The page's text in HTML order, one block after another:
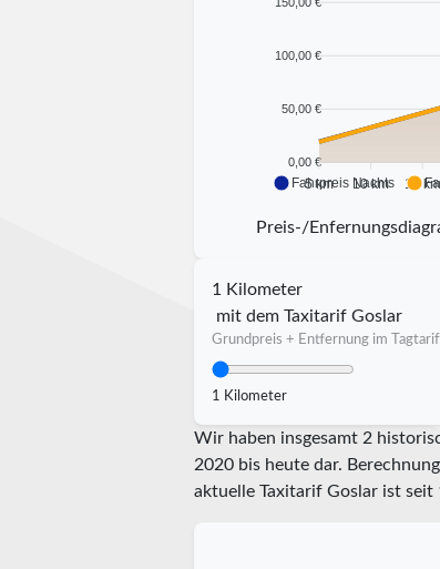
100,00 €
50,00 €
0,00 €
5 km 10 km 15 km
Fahrpreis Nachts
Preis-/
1 Kilometer
mit dem Taxitarif Goslar
Grundpreis + Entfernung im
1 Kilometer
Wir haben insgesamt 2
2020 bis heute dar.
aktuelle Taxitarif Goslar ist seit